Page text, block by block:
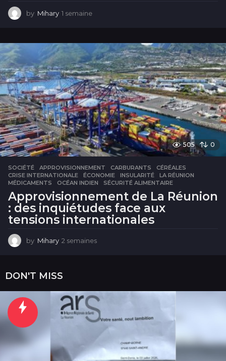
by Mihary 1 semaine
m
a
i
n
e
505 0
SOCIÉTÉ APPROVISIONNEMENT ,CARBURANTS ,CÉRÉALES
CRISE INTERNATIONALE
,ÉCONOMIE ,INSULARITÉ ,LA RÉUNION
MÉDICAMENTS
,OCÉAN INDIEN ,SÉCURITÉ ALIMENTAIRE
Approvisionnement de La Réunion
: des inquiétudes face aux
tensions internationales
by Mihary 2 semaines
n
e
s
DON'T MISS